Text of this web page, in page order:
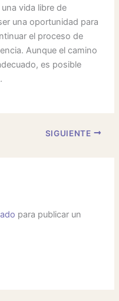
vida libre de
una oportunidad para
el proceso de
Aunque el camino
es posible
SIGUIENTE
para publicar un